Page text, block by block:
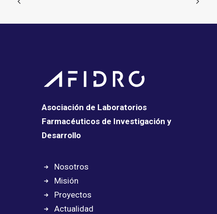
Asociación de Laboratorios
Farmacéuticos de Investigación y
Desarrollo
Nosotros
Misión
Proyectos
Actualidad